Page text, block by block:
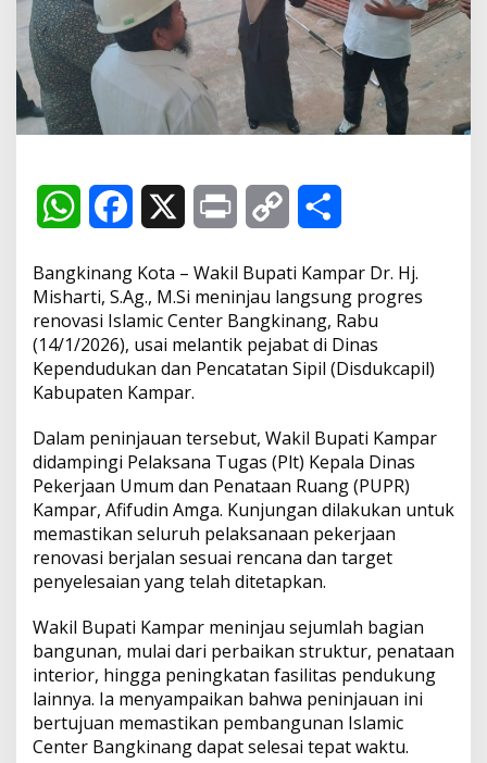
e
r
c
e
p
a
t
R
n
v
a
s
i
I
s
l
i
c
C
e
n
t
e
r
n
g
k
i
a
n
W
a
t
s
p
p
c
e
b
o
k
i
n
t
p
y
L
n
k
a
r
e
Bangkinang Kota – Wakil Bupati Kampar Dr. Hj.
Misharti, S.Ag., M.Si meninjau langsung progres
renovasi Islamic Center Bangkinang, Rabu
(14/1/2026), usai melantik pejabat di Dinas
Kependudukan dan Pencatatan Sipil (Disdukcapil)
Kabupaten Kampar.
Dalam peninjauan tersebut, Wakil Bupati Kampar
didampingi Pelaksana Tugas (Plt) Kepala Dinas
Pekerjaan Umum dan Penataan Ruang (PUPR)
Kampar, Afifudin Amga. Kunjungan dilakukan untuk
memastikan seluruh pelaksanaan pekerjaan
renovasi berjalan sesuai rencana dan target
penyelesaian yang telah ditetapkan.
Wakil Bupati Kampar meninjau sejumlah bagian
bangunan, mulai dari perbaikan struktur, penataan
interior, hingga peningkatan fasilitas pendukung
lainnya. Ia menyampaikan bahwa peninjauan ini
bertujuan memastikan pembangunan Islamic
Center Bangkinang dapat selesai tepat waktu.